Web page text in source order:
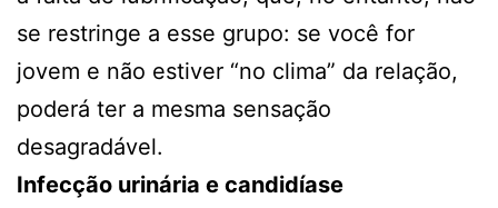
se restringe a esse grupo: se você for
jovem e não estiver “no clima” da relação,
poderá ter a mesma sensação
desagradável.
Infecção urinária e candidíase